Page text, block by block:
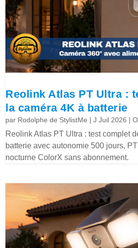
Reolink Atlas PT Ultra :
la caméra 4K à batterie
par Rodolphe de StylistMe |J Juil 2026 |
Reolink Atlas PT Ultra : test complet
batterie avec autonomie 500 jours,
nocturne ColorX sans abonnement.